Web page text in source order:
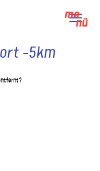
me
nü
-5km